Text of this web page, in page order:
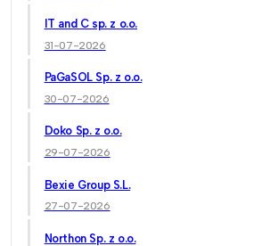
IT and C sp. z o.o.
31-07-2026
PaGaSOL Sp. z o.o.
30-07-2026
Doko Sp. z o.o.
29-07-2026
Bexie Group S.L.
27-07-2026
Northon Sp. z o.o.